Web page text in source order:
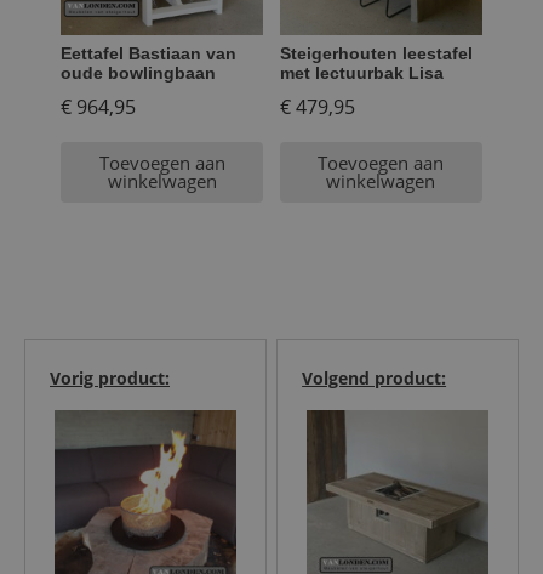
Eettafel Bastiaan van
oude bowlingbaan
€ 964,95
Toevoegen aan
winkelwagen
Steigerhouten leestafel
met lectuurbak Lisa
€479,95
Toevoegen aan
winkelwagen
Volgend product:
Vorig product: